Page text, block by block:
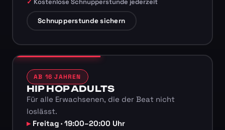
Kostenlose Schnupperstunde jederzeit
Schnupperstunde sichern
AB 16 JAHREN
HIP HOP ADULTS
Für alle Erwachsenen, die der Beat nicht
loslässt.
Freitag · 19:00–20:00 Uhr